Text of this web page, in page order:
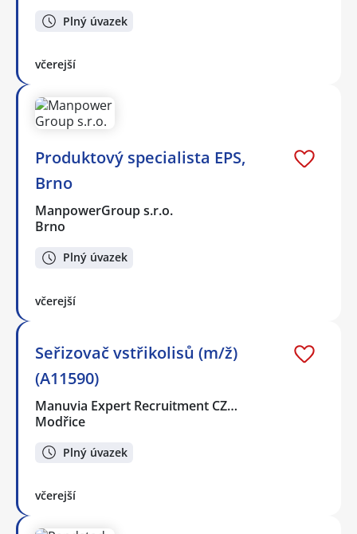
Plný úvazek
včerejší
Produktový specialista EPS,
Brno
ManpowerGroup s.r.o.
Brno
Plný úvazek
včerejší
Seřizovač vstřikolisů (m/ž)
(A11590)
Manuvia Expert Recruitment CZ…
Modřice
Plný úvazek
včerejší